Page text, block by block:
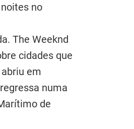
no
The Weeknd
cidades que
em
numa
de